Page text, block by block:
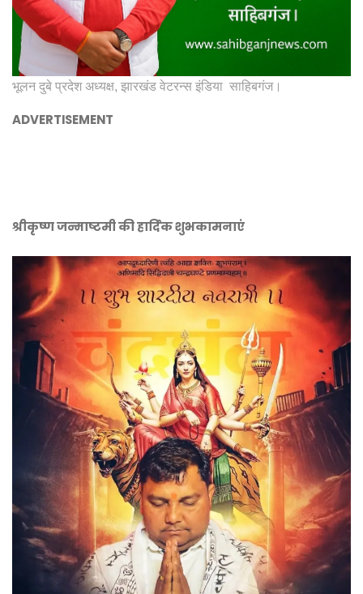
भूलन दुबे प्रदेश अध्यक्ष, झारखंड वेटरन्स इंडिया साहिबगंज।
ADVERTISEMENT
श्रीकृष्ण जन्माष्टमी की हार्दिक शुभकामनाएं